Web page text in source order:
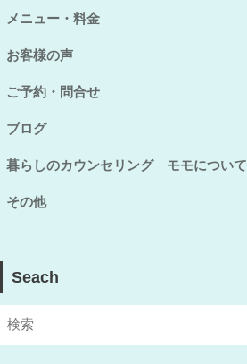
メニュー・料金
お客様の声
ご予約・問合せ
ブログ
暮らしのカウンセリング モモについて
その他
Seach